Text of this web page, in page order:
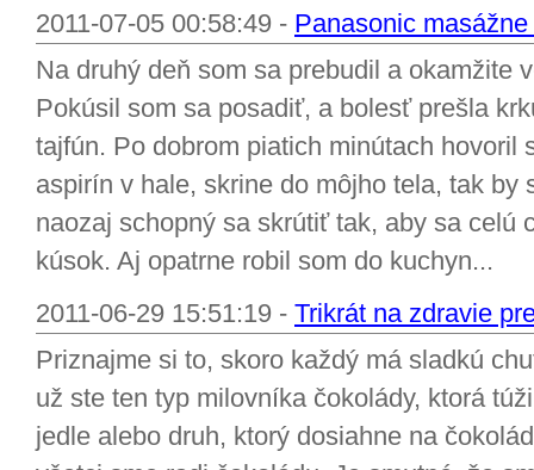
2011-07-05 00:58:49 - Panasonic
Na druhý deň som sa prebudil a okamžite
Pokúsil som sa posadiť, a bolesť prešla
tajfún. Po dobrom piatich minútach hovoril
aspirín v hale, skrine do môjho tela, tak
naozaj schopný sa skrútiť tak, aby sa celú
kúsok. Aj opatrne robil som do kuchyn...
2011-06-29 15:51:19 - Trikrát na zdravie
Priznajme si to, skoro každý má sladkú
už ste ten typ milovníka čokolády, ktorá
jedle alebo druh, ktorý dosiahne na